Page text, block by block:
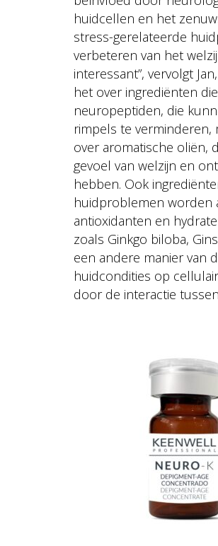
huidcellen en het
stress-gerelateerde
verbeteren van het
interessant”, vervolgt
het over ingrediënten
neuropeptiden, die
rimpels te verminderen,
over aromatische oliën,
gevoel van welzijn en
hebben. Ook
huidproblemen worden
antioxidanten en
zoals Ginkgo biloba,
een andere manier van
huidcondities op
door de interactie